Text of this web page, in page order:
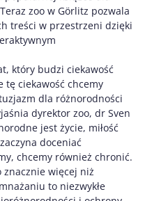
Teraz zoo w Görlitz pozwala
treści w przestrzeni dzięki
który budzi ciekawość
tę ciekawość chcemy
dla różnorodności
dyrektor zoo, dr Sven
jest życie, miłość
doceniać
chcemy również chronić.
znacznie więcej niż
to niezwykłe